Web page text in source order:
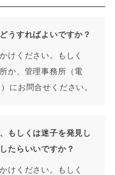
うすればよいですか？
けください。もしく
か、管理事務所（電
お問合せください。
もしくは迷子を発見し
たらいいですか？
けください。もしく